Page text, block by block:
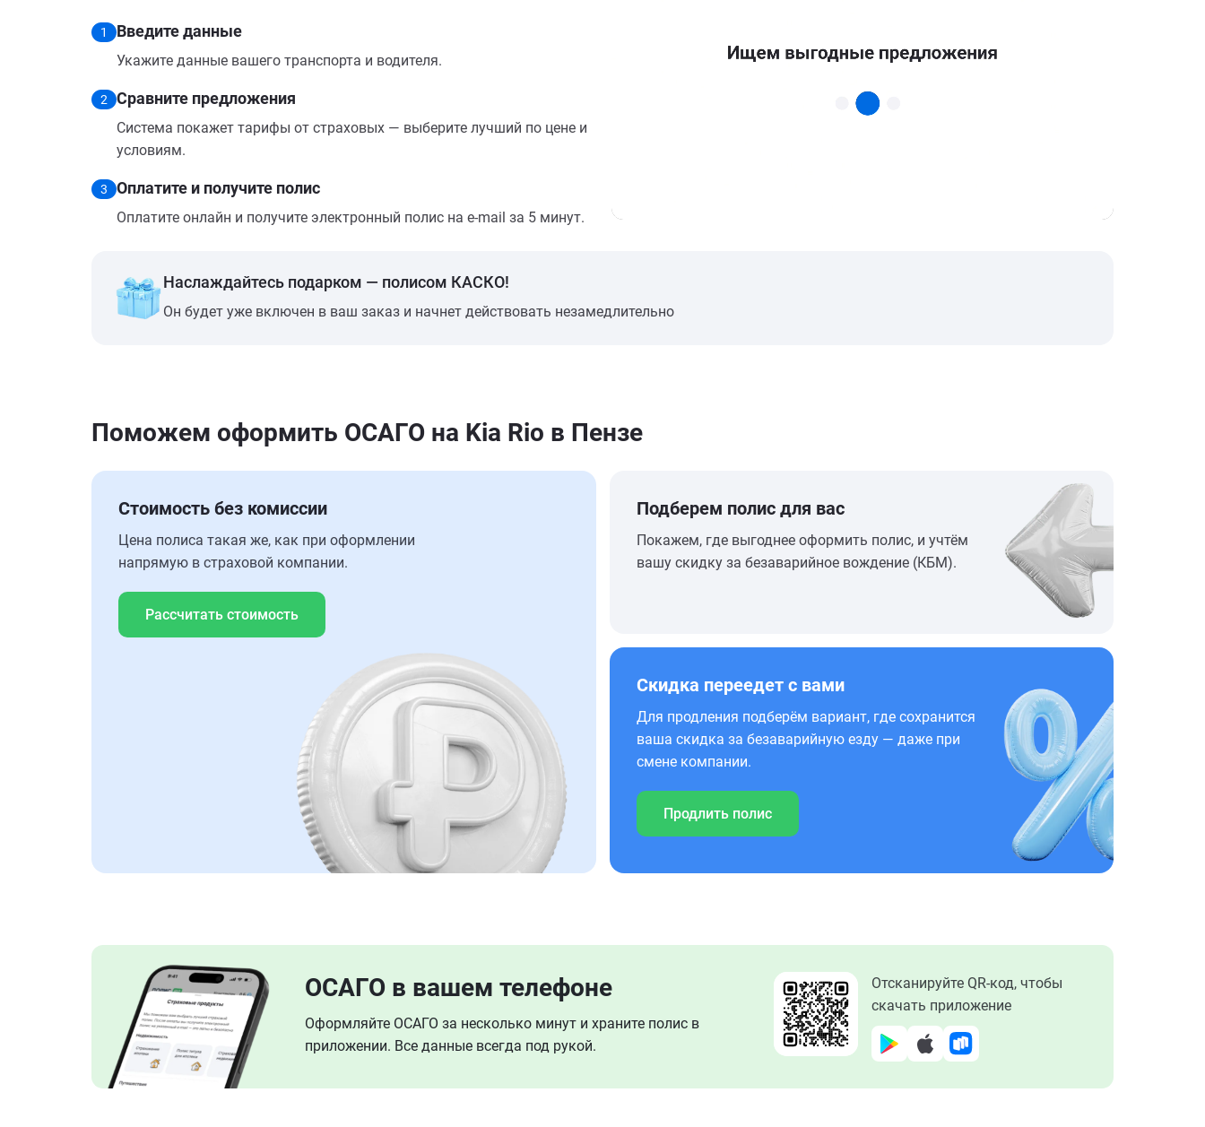
1 Введите данные
Укажите данные вашего транспорта и водителя.
2 Сравните предложения
Система покажет тарифы от страховых — выберите лучший по цене и
условиям.
3 Оплатите и получите полис
Оплатите онлайн и получите электронный полис на e-mail за 5 минут.
Наслаждайтесь подарком — полисом КАСКО!
Он будет уже включен в ваш заказ и начнет действовать незамедлительно
Поможем оформить ОСАГО на Kia Rio в Пензе
Стоимость без комиссии
Цена полиса такая же, как при оформлении
напрямую в страховой компании.
Рассчитать стоимость
Подберем полис для вас
Покажем, где выгоднее оформить полис, и учтём
вашу скидку за безаварийное вождение (КБМ).
Скидка переедет с вами
Для продления подберём вариант, где сохранится
ваша скидка за безаварийную езду — даже при
смене компании.
Продлить полис
ОСАГО в вашем телефоне
Оформляйте ОСАГО за несколько минут и храните полис в
приложении. Все данные всегда под рукой.
Отсканируйте QR-код, чтобы
скачать приложение